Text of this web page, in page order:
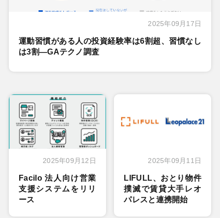
2025年09月17日
運動習慣がある人の投資経験率は6割超、習慣なし
は3割―GAテクノ調査
2025年09月12日
Facilo 法人向け営業
支援システムをリリ
ース
2025年09月11日
LIFULL、おとり物件
撲滅で賃貸大手レオ
パレスと連携開始